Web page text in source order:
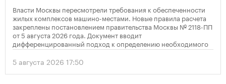
Власти Москвы пересмотрели требования к обеспеченности
жилых комплексов машино-местами. Новые правила расчета
закреплены постановлением правительства Москвы № 2118-ПП
от 5 августа 2026 года. Документ вводит
дифференцированный подход к определению необходимого
количества парковок в зависимости от площади квартир и
устанавливает переходный период для уже согласованных
проектов.
5 августа 2026 17:50